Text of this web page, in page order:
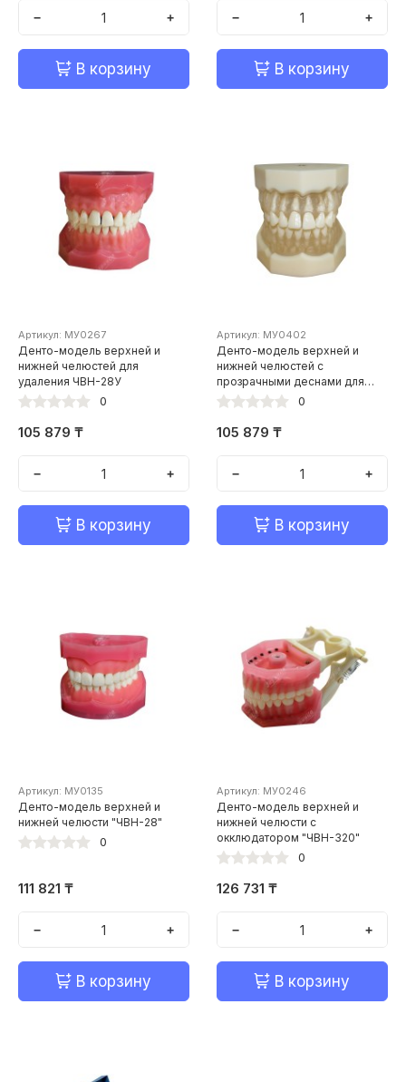
− +
В корзину
− +
В корзину
Артикул: МУ0267
Денто-модель верхней и
нижней челюстей для
удаления ЧВН-28У
0
105 879 ₸
− +
В корзину
Артикул: МУ0402
Денто-модель верхней и
нижней челюстей с
прозрачными деснами для
удаления ЧВН-28УП
0
105 879 ₸
− +
В корзину
Артикул: МУ0135
Денто-модель верхней и
нижней челюсти "ЧВН-28"
0
111 821 ₸
− +
В корзину
Артикул: МУ0246
Денто-модель верхней и
нижней челюсти с
окклюдатором "ЧВН-320"
0
126 731 ₸
− +
В корзину